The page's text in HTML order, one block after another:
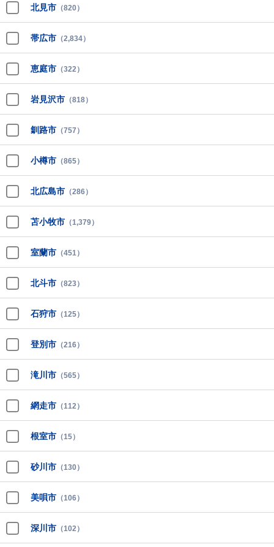
北見市 （820）
帯広市 （2,834）
恵庭市 （322）
岩見沢市 （818）
釧路市 （757）
小樽市 （865）
北広島市 （286）
苫小牧市 （1,379）
室蘭市 （451）
北斗市 （823）
石狩市 （125）
登別市 （216）
滝川市 （565）
網走市 （112）
根室市 （15）
砂川市 （130）
美唄市 （106）
深川市 （102）